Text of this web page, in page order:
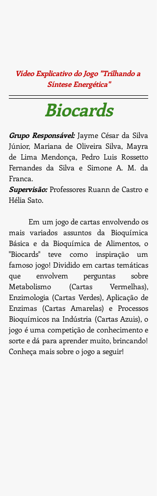
Vídeo Explicativo do Jogo "Trilhando a
Síntese Energética"
Biocards
Grupo Responsável: Jayme César da Silva
Júnior, Mariana de Oliveira Silva, Mayra
de Lima Mendonça, Pedro Luis Rossetto
Fernandes da Silva e Simone A. M. da
Franca.
Supervisão: Professores Ruann de Castro e
Hélia Sato.
	Em um jogo de cartas envolvendo os
mais variados assuntos da Bioquímica
Básica e da Bioquímica de Alimentos, o
"Biocards" teve como inspiração um
famoso jogo! Dividido em cartas temáticas
que envolvem perguntas sobre
Metabolismo (Cartas Vermelhas),
Enzimologia (Cartas Verdes), Aplicação de
Enzimas (Cartas Amarelas) e Processos
Bioquímicos na Indústria (Cartas Azuis), o
jogo é uma competição de conhecimento e
sorte e dá para aprender muito, brincando!
Conheça mais sobre o jogo a seguir!